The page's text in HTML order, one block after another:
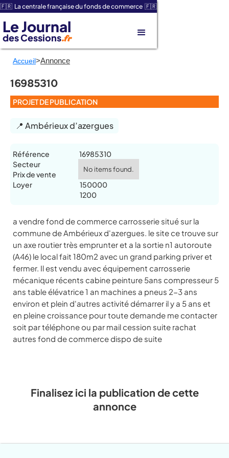
🇫🇷 La centrale française du fonds de commerce 🇫🇷
Le Journal
des Cessions.fr
Accueil>Annonce
16985310
PROJET DE PUBLICATION
📍 Ambérieux d’azergues
Référence
Secteur
Prix de vente
Loyer
16985310
No items found.
150000
1200
a vendre fond de commerce carrosserie situé sur la
commune de Ambérieux d'azergues. le site ce trouve sur
un axe routier très emprunter et a la sortie n1 autoroute
(A46) le local fait 180m2 avec un grand parking priver et
fermer. Il est vendu avec équipement carrosserie
mécanique récents cabine peinture 5ans compresseur 5
ans table élévatrice 1 an machines a pneus 2-3 ans
environ et plein d'autres activité démarrer il y a 5 ans et
en pleine croissance pour toute demande me contacter
soit par téléphone ou par mail cession suite rachat
autres fond de commerce dispo de suite
Finalisez ici la publication de cette
annonce